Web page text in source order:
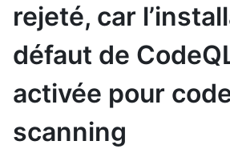
rejeté, car
défaut de
activée pour
scanning